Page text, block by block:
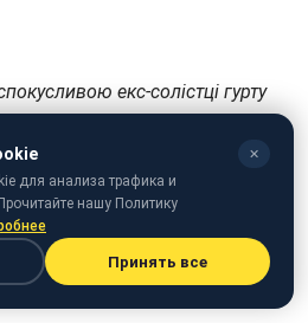
екс-солістці гурту
NikitA
✕
для анализа трафика и
нашу Политику
Принять все